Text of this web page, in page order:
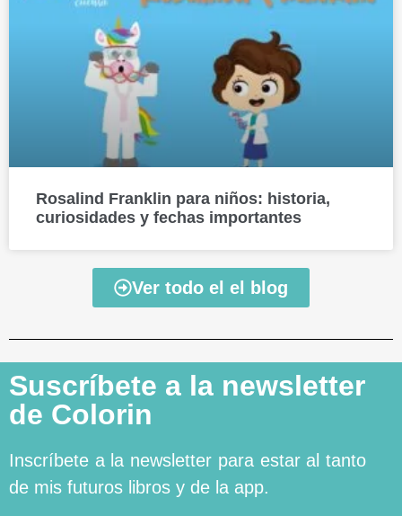
Rosalind Franklin para niños: historia,
curiosidades y fechas importantes
Ver todo el el blog
Suscríbete a la newsletter
de Colorin
Inscríbete a la newsletter para estar al tanto
de mis futuros libros y de la app.